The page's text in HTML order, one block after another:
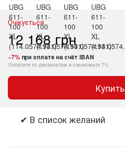
Очікується
12 168 грн
−7%при оплате на счёт IBAN
Оплатите по реквизитам и сэкономьте 7%
Купить
✔ В список желаний